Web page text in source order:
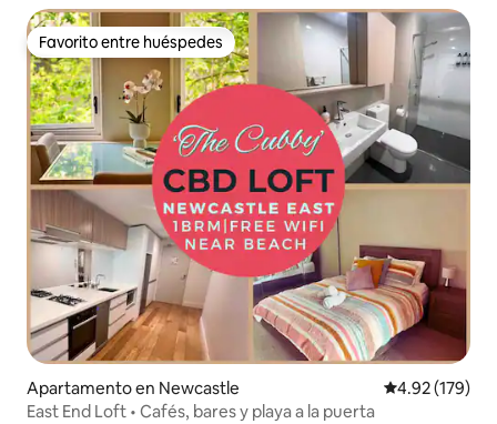
Favorito entre huéspedes
Favorito entre huéspedes
Apartamento en Newcastle Calificación
4.92 (179)
East End Loft • Cafés, bares y playa a la puerta